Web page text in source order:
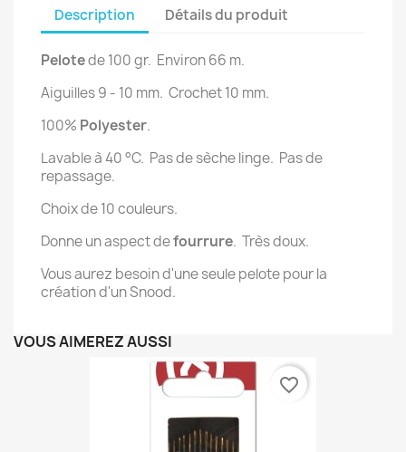
Description Détails du produit
Pelotede 100 gr. Environ 66 m.
Aiguilles 9 - 10 mm. Crochet 10 mm.
100% Polyester.
Lavable à 40 °C. Pas de sèche linge. Pas de
repassage.
Choix de 10 couleurs.
Donne un aspect defourrure. Très doux.
Vous aurez besoin d'une seule pelote pour la
création d'un Snood.
VOUS AIMEREZ AUSSI
favorite_border